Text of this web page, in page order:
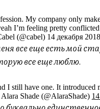
My company only
I’m feeling pretty
(@cabel) 14 декабря 2018
все еще есть мой
все еще люблю.
I still have one. It introduced
Shade (@AlaraShade)